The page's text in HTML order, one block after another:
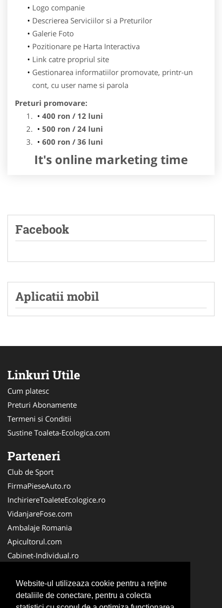
Website-ul utilizeaza cookie pentru a reţine
detaliile de conectare, pentru a colecta
Logo companie
Descrierea Serviciilor si a Preturilor
Galerie Foto
Pozitionare pe Harta Interactiva
Link catre propriul site
Gestionarea informatiilor promovate, printr-un
cont, cu user name si parola
Preturi promovare:
400 ron / 12 luni
500 ron / 24 luni
600 ron / 36 luni
It's online marketing time
Facebook
Aplicatii mobil
Linkuri Utile
Cum platesc
Preturi Abonamente
Termeni si Conditii
Sustine Toaleta-Ecologica.com
Parteneri
Club de Sport
FirmaPieseAuto.ro
InchiriereToaleteEcologice.ro
VidanjareFose.com
Ambalaje Romania
Apicultorul.com
Cabinet-Individual.ro
ConstructiiHaleMetalice.ro
FirmaDeratizare.ro